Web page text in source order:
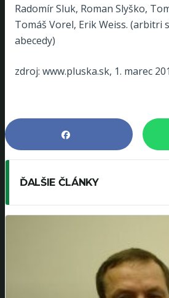
Radomír Sluk, Roman Slyško,
Tomáš Vorel, Erik Weiss. (arbitri
abecedy)
zdroj: www.pluska.sk, 1. marec
ĎALŠIE ČLÁNKY